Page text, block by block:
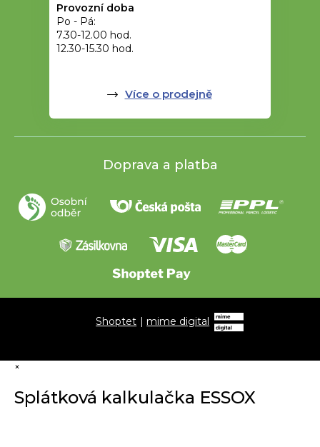
Provozní doba
Po - Pá:
7.30-12.00 hod.
12.30-15.30 hod.
Více o prodejně
Doprava a platba
Shoptet |mime digital
×
Splátková kalkulačka ESSOX